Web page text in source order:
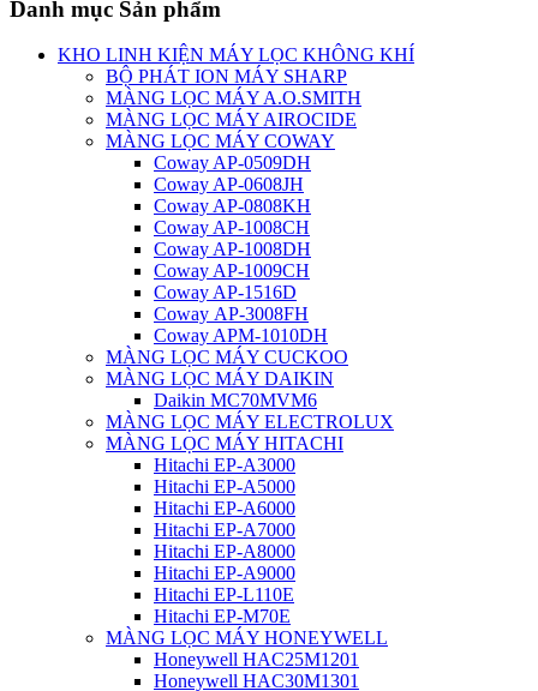
Danh mục Sản phẩm
KHO LINH KIỆN MÁY LỌC KHÔNG KHÍ
BỘ PHÁT ION MÁY SHARP
MÀNG LỌC MÁY A.O.SMITH
MÀNG LỌC MÁY AIROCIDE
MÀNG LỌC MÁY COWAY
Coway AP-0509DH
Coway AP-0608JH
Coway AP-0808KH
Coway AP-1008CH
Coway AP-1008DH
Coway AP-1009CH
Coway AP-1516D
Coway AP-3008FH
Coway APM-1010DH
MÀNG LỌC MÁY CUCKOO
MÀNG LỌC MÁY DAIKIN
Daikin MC70MVM6
MÀNG LỌC MÁY ELECTROLUX
MÀNG LỌC MÁY HITACHI
Hitachi EP-A3000
Hitachi EP-A5000
Hitachi EP-A6000
Hitachi EP-A7000
Hitachi EP-A8000
Hitachi EP-A9000
Hitachi EP-L110E
Hitachi EP-M70E
MÀNG LỌC MÁY HONEYWELL
Honeywell HAC25M1201
Honeywell HAC30M1301